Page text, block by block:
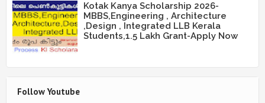
Kotak Kanya Scholarship 2026-
MBBS,Engineering , Architecture
,Design , Integrated LLB Kerala
Students,1.5 Lakh Grant-Apply Now
Follow Youtube